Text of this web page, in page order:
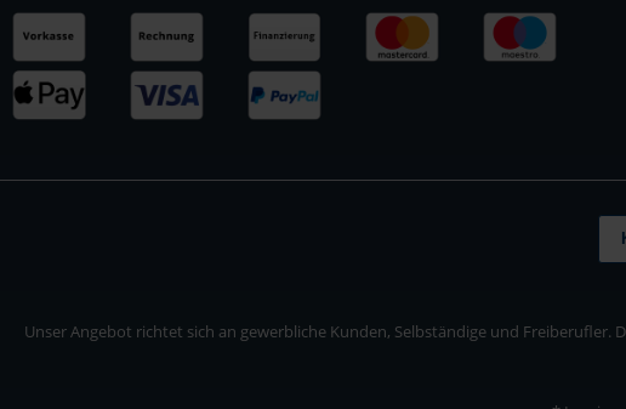
Unser Angebot richtet sich an gewerbliche Kunden, Selbständige und